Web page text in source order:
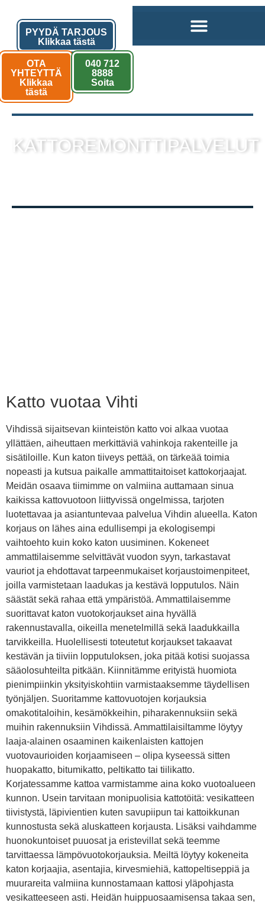
PYYDÄ TARJOUS
Klikkaa tästä
OTA
YHTEYTTÄ
Klikkaa
tästä
040 712
8888
Soita
KATTOREMONTTIPALVELUT
Katto vuotaa Vihti
Vihdissä sijaitsevan kiinteistön katto voi alkaa vuotaa
yllättäen, aiheuttaen merkittäviä vahinkoja rakenteille ja
sisätiloille. Kun katon tiiveys pettää, on tärkeää toimia
nopeasti ja kutsua paikalle ammattitaitoiset kattokorjaajat.
Meidän osaava tiimimme on valmiina auttamaan sinua
kaikissa kattovuotoon liittyvissä ongelmissa, tarjoten
luotettavaa ja asiantuntevaa palvelua Vihdin alueella. Katon
korjaus on lähes aina edullisempi ja ekologisempi
vaihtoehto kuin koko katon uusiminen. Kokeneet
ammattilaisemme selvittävät vuodon syyn, tarkastavat
vauriot ja ehdottavat tarpeenmukaiset korjaustoimenpiteet,
joilla varmistetaan laadukas ja kestävä lopputulos. Näin
säästät sekä rahaa että ympäristöä. Ammattilaisemme
suorittavat katon vuotokorjaukset aina hyvällä
rakennustavalla, oikeilla menetelmillä sekä laadukkailla
tarvikkeilla. Huolellisesti toteutetut korjaukset takaavat
kestävän ja tiiviin lopputuloksen, joka pitää kotisi suojassa
sääolosuhteilta pitkään. Kiinnitämme erityistä huomiota
pienimpiinkin yksityiskohtiin varmistaaksemme täydellisen
työnjäljen. Suoritamme kattovuotojen korjauksia
omakotitaloihin, kesämökkeihin, piharakennuksiin sekä
muihin rakennuksiin Vihdissä. Ammattilaisiltamme löytyy
laaja-alainen osaaminen kaikenlaisten kattojen
vuotovaurioiden korjaamiseen – olipa kyseessä sitten
huopakatto, bitumikatto, peltikatto tai tiilikatto.
Korjatessamme kattoa varmistamme aina koko vuotoalueen
kunnon. Usein tarvitaan monipuolisia kattotöitä: vesikatteen
tiivistystä, läpivientien kuten savupiipun tai kattoikkunan
kunnostusta sekä aluskatteen korjausta. Lisäksi vaihdamme
huonokuntoiset puuosat ja eristevillat sekä teemme
tarvittaessa lämpövuotokorjauksia. Meiltä löytyy kokeneita
katon korjaajia, asentajia, kirvesmiehiä, kattopeltiseppiä ja
muurareita valmiina kunnostamaan kattosi yläpohjasta
vesikatteeseen asti. Heidän huippuosaamisensa takaa sen,